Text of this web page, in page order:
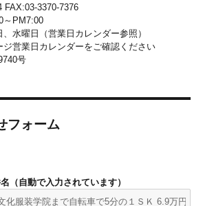
FAX:03-3370-7376
～PM7:00
水曜日（営業日カレンダー参照）
業日カレンダーをご確認ください
号
フォーム
（自動で入力されています）